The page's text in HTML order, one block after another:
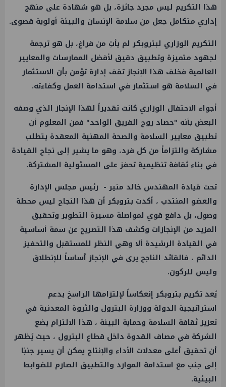
هذا التكريم ليس مجرد جائزة، بل هو شهادة على منهج
إداري متكامل جعل من سلامة الإنسان والبيئة أولوية قصوى.
التكريم الوزاري لبتروبكر لم يأتِ من فراغ، بل هو ترجمة
لجهود متميزة وتطبيق دقيق لأفضل الممارسات والمعايير
العالمية فخلف هذا الإنجاز تقف إدارة تؤمن بأن الاستثمار
في السلامة هو استثمار في استدامة العمل وكفاءته.
أجواء الاحتفال الوزاري كانت تقديراً لهذا الإنجاز الذي وصفه
البعض بأنه "حصاد روح الفريق الواحد" فمن المعلوم أن
تطبيق معايير السلامة والصحة المهنية المعقدة يتطلب
مشاركة والتزاماً من كل فرد، وهو ما يشير إلى نجاح القيادة
في بناء ثقافة تنظيمية تحفز على المسئولية المشتركة.
تحت قيادة المهندس خالد منير - رئيس مجلس الإدارة
والعضو المنتدب ، أكدت بتروبكر أن هذا النجاح ليس محطة
وصول، بل دافع قوي لمواصلة مسيرة التطوير وتحقيق
المزيد من الإنجازات وكشف هذا التصريح عن سمة أساسية
في القيادة الرشيدة ألا وهي النظر للمستقبل والتحفيز
الدائم ، فالقائد الناجح يرى في الإنجاز أساساً للإنطلاق
وليس للركون.
يُعد تكريم بتروبكر إنعكاساً لإلتزامها الراسخ بدعم
استراتيجية الدولة ووزارة البترول والثروة المعدنية في
تعزيز ثقافة السلامة وحماية البيئة ، هذا الالتزام يضع
الشركة في مصاف القدوة داخل قطاع البترول ، حيث يُظهر
أن تحقيق أعلى معدلات الأداء والإنتاج يمكن أن يسير جنبًا
إلى جنب مع استدامة الموارد والتطبيق الصارم للضوابط
البيئية.